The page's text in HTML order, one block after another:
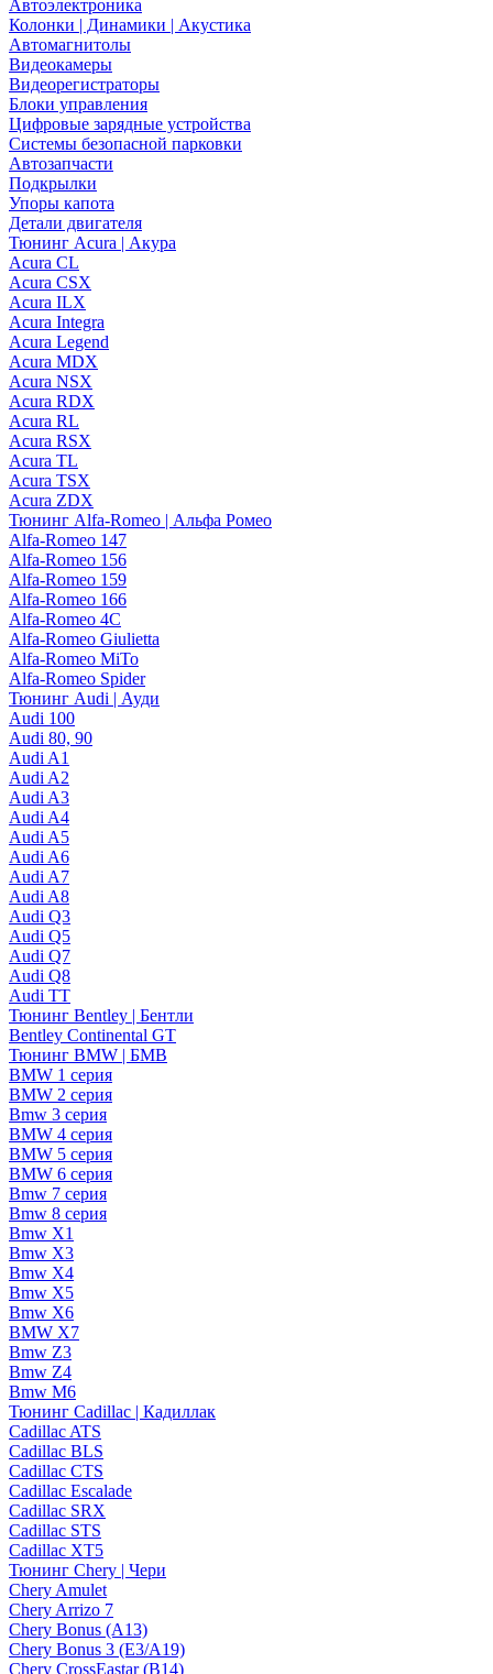
Автоэлектроника
Колонки | Динамики | Акустика
Автомагнитолы
Видеокамеры
Видеорегистраторы
Блоки управления
Цифровые зарядные устройства
Системы безопасной парковки
Автозапчасти
Подкрылки
Упоры капота
Детали двигателя
Тюнинг Acura | Акура
Acura CL
Acura CSX
Acura ILX
Acura Integra
Acura Legend
Acura MDX
Acura NSX
Acura RDX
Acura RL
Acura RSX
Acura TL
Acura TSX
Acura ZDX
Тюнинг Alfa-Romeo | Альфа Ромео
Alfa-Romeo 147
Alfa-Romeo 156
Alfa-Romeo 159
Alfa-Romeo 166
Alfa-Romeo 4C
Alfa-Romeo Giulietta
Alfa-Romeo MiTo
Alfa-Romeo Spider
Тюнинг Audi | Ауди
Audi 100
Audi 80, 90
Audi A1
Audi A2
Audi A3
Audi A4
Audi A5
Audi A6
Audi A7
Audi A8
Audi Q3
Audi Q5
Audi Q7
Audi Q8
Audi TT
Тюнинг Bentley | Бентли
Bentley Continental GT
Тюнинг BMW | БМВ
BMW 1 серия
BMW 2 серия
Bmw 3 серия
BMW 4 серия
BMW 5 серия
BMW 6 серия
Bmw 7 серия
Bmw 8 серия
Bmw X1
Bmw X3
Bmw X4
Bmw X5
Bmw X6
BMW X7
Bmw Z3
Bmw Z4
Bmw М6
Тюнинг Cadillac | Кадиллак
Cadillac ATS
Cadillac BLS
Cadillac CTS
Cadillac Escalade
Cadillac SRX
Cadillac STS
Cadillac XT5
Тюнинг Chery | Чери
Chery Amulet
Chery Arrizo 7
Chery Bonus (A13)
Chery Bonus 3 (E3/A19)
Chery CrossEastar (B14)